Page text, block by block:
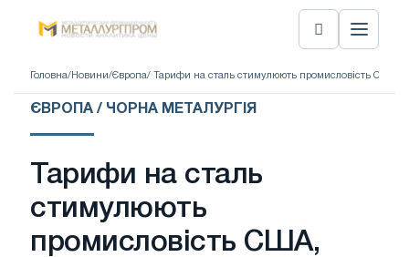
Головна/ Новини/Європа/ Тарифи на сталь стимулюють промисловість США,
ЄВРОПА / ЧОРНА МЕТАЛУРГІЯ
Тарифи на сталь
стимулюють
промисловість США,